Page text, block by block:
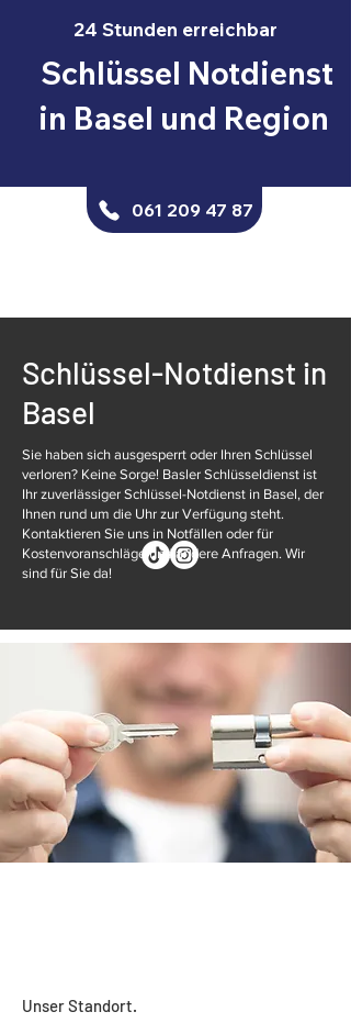
24 Stunden erreichbar
Schlüssel Notdienst
in Basel und Region
061 209 47 87
Schlüssel-Notdienst in
Basel
Sie haben sich ausgesperrt oder Ihren Schlüssel
verloren? Keine Sorge! Basler Schlüsseldienst ist
Ihr zuverlässiger Schlüssel-Notdienst in Basel, der
Ihnen rund um die Uhr zur Verfügung steht.
Kontaktieren Sie uns in Notfällen oder für
Kostenvoranschläge und andere Anfragen. Wir
sind für Sie da!
Unser Standort.